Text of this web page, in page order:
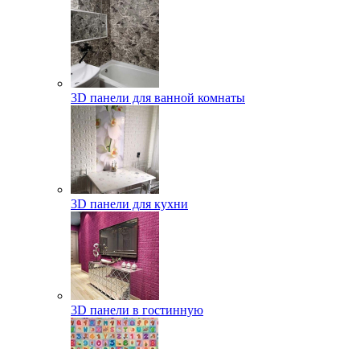
3D панели для ванной комнаты
3D панели для кухни
3D панели в гостинную